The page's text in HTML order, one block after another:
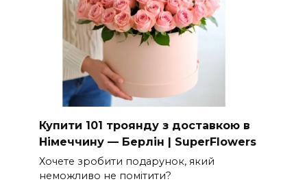
Купити 101 троянду з доставкою в
Німеччину — Берлін | SuperFlowers
Хочете зробити подарунок, який
неможливо не помітити?